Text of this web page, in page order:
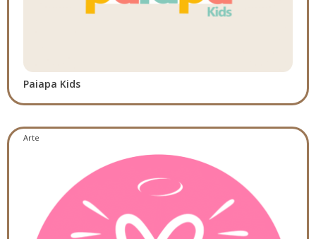
Paiapa Kids
Arte